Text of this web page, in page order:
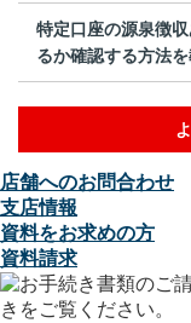
特定口座の源泉徴
るか確認する方法を
店舗へのお問合わせ
支店情報
資料をお求めの方
資料請求